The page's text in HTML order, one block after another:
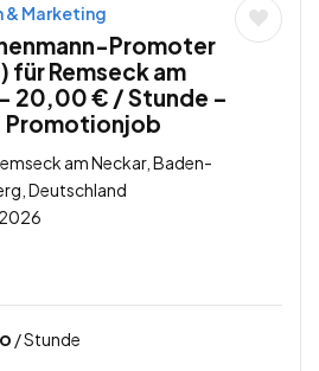
& Marketing
Promoter
Remseck am
20,00 € / Stunde –
Promotionjob
am Neckar, Baden-
Deutschland
/ Stunde